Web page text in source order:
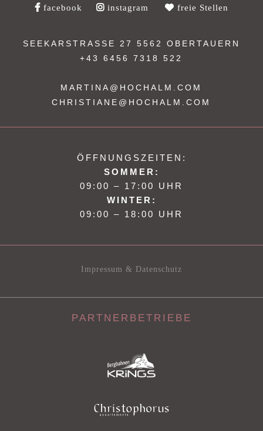
facebook instagram freie Stellen
SEEKARSTRASSE 27
5562 OBERTAUERN
+43 6456 7318 522
MARTINA@HOCHALM.COM
CHRISTIANE@HOCHALM.COM
ÖFFNUNGSZEITEN:
SOMMER:
09:00 – 17:00 UHR
WINTER:
09:00 – 18:00 UHR
Impressum & Datenschutz
PARTNERBETRIEBE